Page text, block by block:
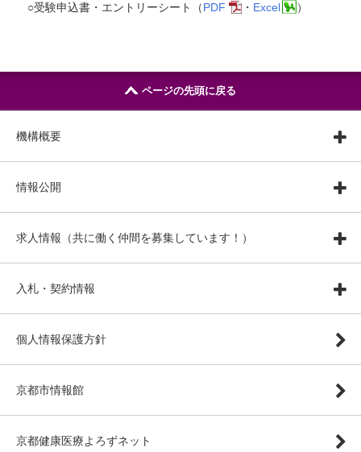
○受験申込書・エントリーシート（PDF ・ Excel ）
ページの先頭に戻る
機構概要
情報公開
求人情報（共に働く仲間を募集しています！）
入札・契約情報
個人情報保護方針
京都市情報館
京都健康医療よろずネット